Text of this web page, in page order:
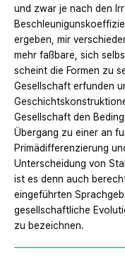
und zwar je nach den
ergeben, mir
mehr faßbare, sich
scheint die Formen zu
Gesellschaft erfunden
Gesellschaft den
Übergang zu einer an
Primädifferenzierung
Unterscheidung von
ist es denn auch
eingeführten
gesellschaftliche
zu bezeichnen.